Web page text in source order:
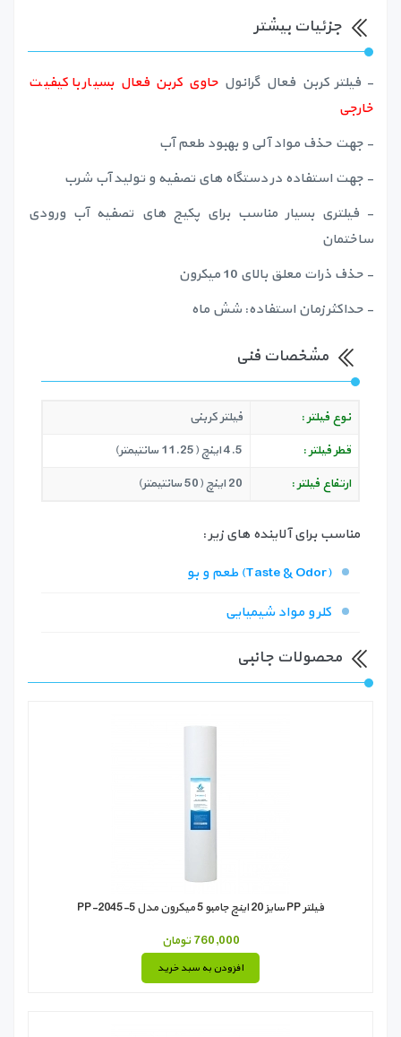
جزئیات بیشتر
- فیلتر کربن فعال گرانول حاوی کربن فعال بسیار با کیفیت
خارجی
- جهت حذف مواد آلی و بهبود طعم آب
- جهت استفاده در دستگاه های تصفیه و تولید آب شرب
- فیلتری بسیار مناسب برای پکیج های تصفیه آب ورودی
ساختمان
- حذف ذرات معلق بالای 10 میکرون
- حداکثر زمان استفاده: شش ماه
مشخصات فنی
نوع فیلتر :
فیلتر کربنی
قطر فیلتر :
4.5 اینچ (11.25 سانتیمتر)
ارتفاع فیلتر :
20 اینچ (50 سانتیمتر)
مناسب برای آلاینده های زیر :
طعم و بو (Taste & Odor)
کلر و مواد شیمیایی
محصولات جانبی
فیلتر PP سایز 20 اینچ جامبو 5 میکرون مدل PP-2045-5
760,000 تومان
افزودن به سبد خرید